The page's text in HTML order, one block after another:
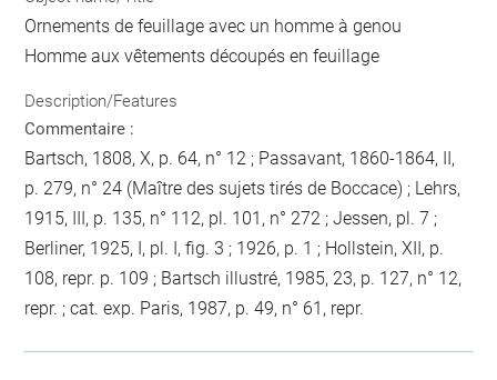
Ornements de feuillage avec un homme à genou
Homme aux vêtements découpés en feuillage
Description/Features
Commentaire :
Bartsch, 1808, X, p. 64, n° 12 ; Passavant, 1860-1864, II,
p. 279, n° 24 (Maître des sujets tirés de Boccace) ; Lehrs,
1915, III, p. 135, n° 112, pl. 101, n° 272 ; Jessen, pl. 7 ;
Berliner, 1925, I, pl. I, fig. 3 ; 1926, p. 1 ; Hollstein, XII, p.
108, repr. p. 109 ; Bartsch illustré, 1985, 23, p. 127, n° 12,
repr. ; cat. exp. Paris, 1987, p. 49, n° 61, repr.